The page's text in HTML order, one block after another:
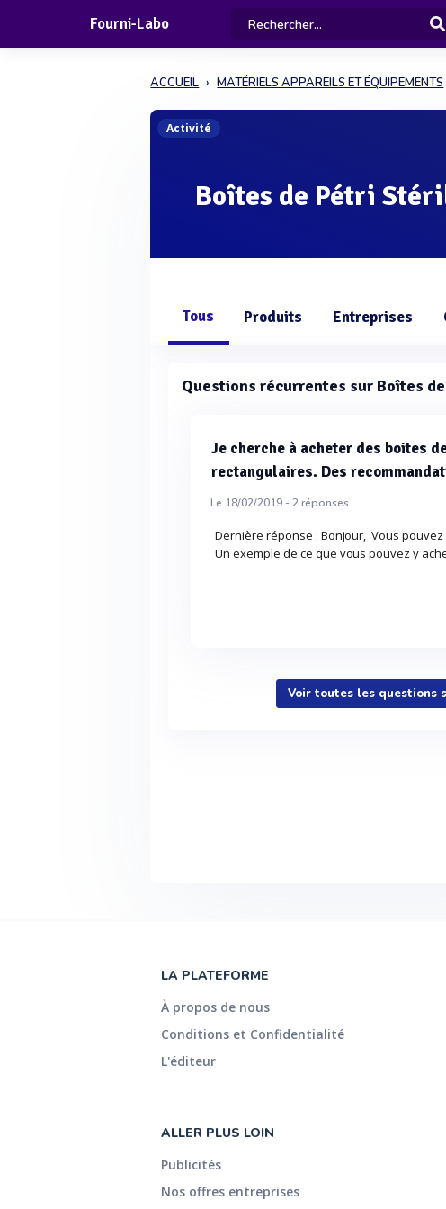
Fourni-Labo
ACCUEIL MATÉRIELS APPAREILS ET ÉQUIPEMENTS
Activité
Boîtes de Pétri
Tous Produits Entreprises
Questions récurrentes sur Boîtes
Je cherche à acheter des boites
rectangulaires. Des
Le 18/02/2019 -2réponses
Dernière réponse : Bonjour, Vous
Un exemple de ce que vous pouvez y
Voir toutes les questions
LA PLATEFORME
À propos de nous
Conditions et Confidentialité
L'éditeur
ALLER PLUS LOIN
Publicités
Nos offres entreprises